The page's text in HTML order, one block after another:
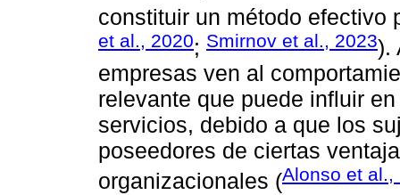
constituir un método efectivo
et al., 2020; Smirnov et al., 2023).
empresas ven al
relevante que puede influir
servicios, debido a que los
poseedores de ciertas
organizacionales (Alonso et al.,